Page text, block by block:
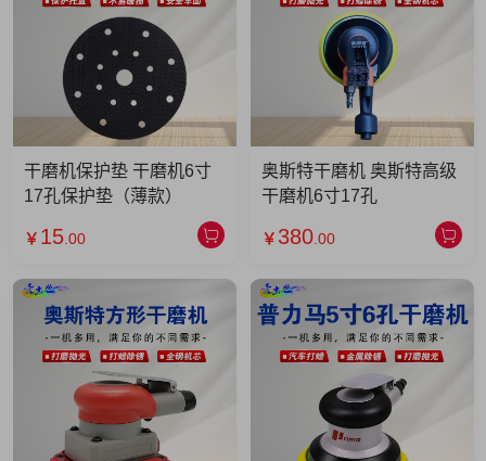
干磨机保护垫 干磨机6寸
17孔保护垫（薄款）
￥ 15 .00
奥斯特干磨机 奥斯特高级
干磨机6寸17孔
￥ 380 .00